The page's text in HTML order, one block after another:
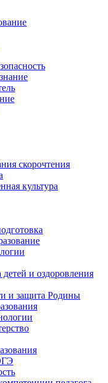
скорочтения
культура
и оздоровления
и защита Родины